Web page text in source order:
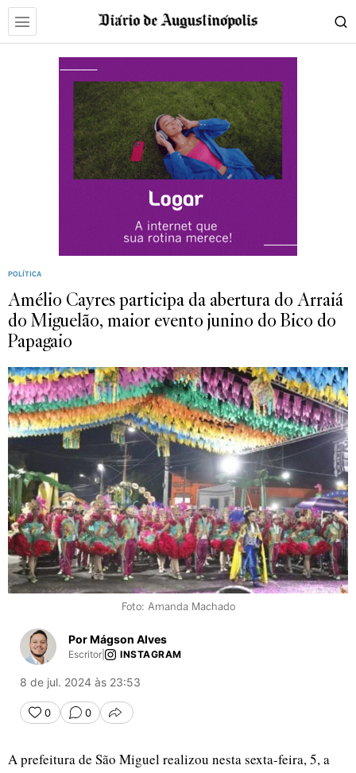
POLÍTICA
Amélio Cayres participa da abertura do Arraiá
do Miguelão, maior evento junino do Bico do
Papagaio
Foto: Amanda Machado
Por Mágson Alves
Escritor INSTAGRAM
8 de jul. 2024 às 23:53
0 0 COMPARTILHAR
A prefeitura de São Miguel realizou nesta sexta-feira, 5, a